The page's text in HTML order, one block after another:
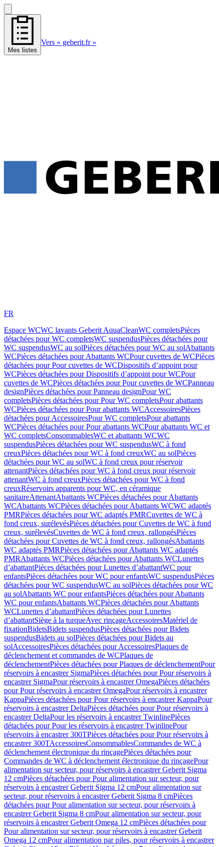
Mes listes
Vers « geberit.fr »
FR
Espace WCWC lavants Geberit AquaCleanWC completsPièces
détachées pour WC completsWC suspendusPièces détachées pour
WC suspendusWC au solPièces détachées pour WC au solAbattants
WCPièces détachées pour Abattants WCPour cuvettes de WCPièces
détachées pour Pour cuvettes de WCDispositifs d’appoint pour
WCPièces détachées pour Dispositifs d’appoint pour WCPour
cuvettes de WCPièces détachées pour Pour cuvettes de WCPanneau
designPièces détachées pour Panneau designPour WC
completsPièces détachées pour Pour WC completsPour abattants
WCPièces détachées pour Pour abattants WCAccessoiresPièces
détachées pour AccessoiresPour WC completsPour abattants
WCPièces détachées pour Pour abattants WCPour abattants WC et
WC completsConsommablesWC et abattants WCWC
suspendusPièces détachées pour WC suspendusWC à fond
creuxPièces détachées pour WC à fond creuxWC au solPièces
détachées pour WC au solWC à fond creux pour réservoir
attenantPièces détachées pour WC à fond creux pour réservoir
attenantWC à fond creuxPièces détachées pour WC à fond
creuxRéservoirs apparents pour WC, en céramique
sanitaireAttenantAbattants WCPièces détachées pour Abattants
WCAbattants WCPièces détachées pour Abattants WCWC adaptés
PMRPièces détachées pour WC adaptés PMRCuvettes de WC à
fond creux, surélevésPièces détachées pour Cuvettes de WC à fond
creux, surélevésCuvettes de WC à fond creux, rallongésPièces
détachées pour Cuvettes de WC à fond creux, rallongésAbattants
WC adaptés PMRPièces détachées pour Abattants WC adaptés
PMRAbattants WCPièces détachées pour Abattants WCLunettes
d’abattantPièces détachées pour Lunettes d’abattantWC pour
enfantsPièces détachées pour WC pour enfantsWC suspendusPièces
détachées pour WC suspendusWC au solPièces détachées pour WC
au solAbattants WC pour enfantsPièces détachées pour Abattants
WC pour enfantsAbattants WCPièces détachées pour Abattants
WCLunettes d’abattantPièces détachées pour Lunettes
d’abattantSiège à la turqueAvec rinçageAccessoiresMatériel de
fixationBidetsBidets suspendusPièces détachées pour Bidets
suspendusBidets au solPièces détachées pour Bidets au
solAccessoiresPièces détachées pour AccessoiresPlaques de
déclenchement et commandes de WCPlaques de
déclenchementPièces détachées pour Plaques de déclenchementPour
réservoirs à encastrer SigmaPièces détachées pour Pour réservoirs à
encastrer SigmaPour réservoirs à encastrer OmegaPièces détachées
pour Pour réservoirs à encastrer OmegaPour réservoirs à encastrer
KappaPièces détachées pour Pour réservoirs à encastrer KappaPour
réservoirs à encastrer DeltaPièces détachées pour Pour réservoirs à
encastrer DeltaPour les réservoirs à encastrer TwinlinePièces
détachées pour Pour les réservoirs à encastrer TwinlinePour
réservoirs à encastrer 300TPièces détachées pour Pour réservoirs à
encastrer 300TAccessoiresConsommablesCommandes de WC à
déclenchement électronique du rinçagePièces détachées pour
Commandes de WC à déclenchement électronique du rinçagePour
alimentation sur secteur, pour réservoirs à encastrer Geberit Sigma
12 cmPièces détachées pour Pour alimentation sur secteur, pour
réservoirs à encastrer Geberit Sigma 12 cmPour alimentation sur
secteur, pour réservoirs à encastrer Geberit Sigma 8 cmPièces
détachées pour Pour alimentation sur secteur, pour réservoirs à
encastrer Geberit Sigma 8 cmPour alimentation sur secteur, pour
réservoirs à encastrer Geberit Omega 12 cmPièces détachées pour
Pour alimentation sur secteur, pour réservoirs à encastrer Geberit
Omega 12 cmPour alimentation par piles, pour réservoirs à encastrer